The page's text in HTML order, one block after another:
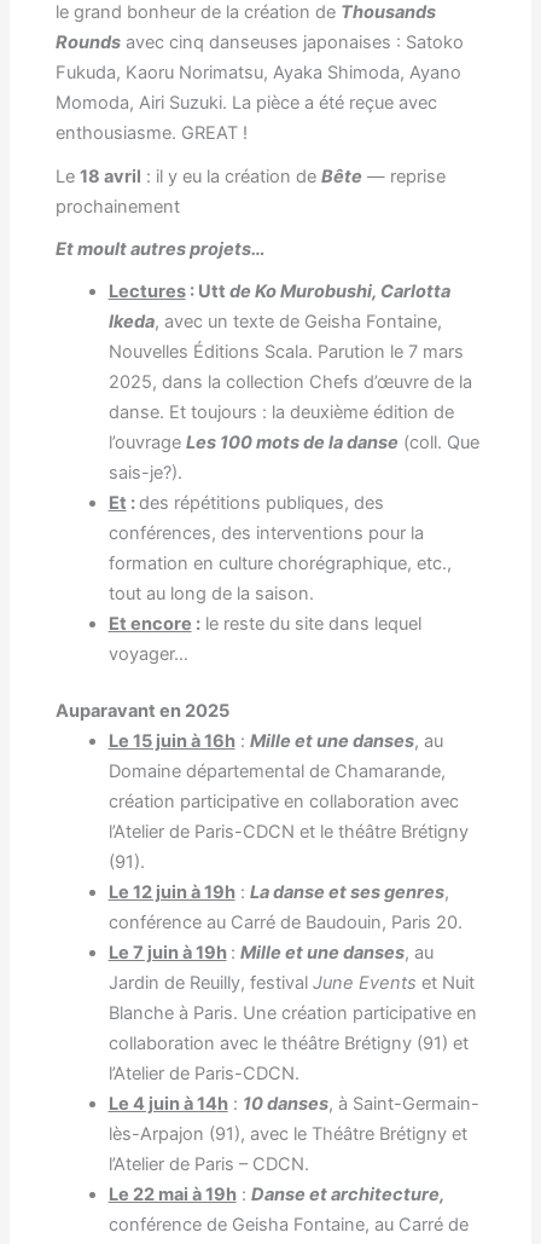
le grand bonheur de la création de Thousands
Roundsavec cinq danseuses japonaises : Satoko
Fukuda, Kaoru Norimatsu, Ayaka Shimoda, Ayano
Momoda, Airi Suzuki. La pièce a été reçue avec
enthousiasme. GREAT !
Le 18 avril : il y eu la création de Bête — reprise
prochainement
Et moult autres projets…
Lectures: Utt de Ko Murobushi, Carlotta
Ikeda, avec un texte de Geisha Fontaine,
Nouvelles Éditions Scala. Parution le 7 mars
2025, dans la collection Chefs d’œuvre de la
danse. Et toujours : la deuxième édition de
l’ouvrage Les 100 mots de la danse (coll. Que
sais-je?).
Et :des répétitions publiques, des
conférences, des interventions pour la
formation en culture chorégraphique, etc.,
tout au long de la saison.
Et encore :le reste du site dans lequel
voyager…
Auparavant en 2025
Le 15 juin à 16h: Mille et une danses, au
Domaine départemental de Chamarande,
création participative en collaboration avec
l’Atelier de Paris-CDCN et le théâtre Brétigny
(91).
Le 12 juin à 19h: La danse et ses genres,
conférence au Carré de Baudouin, Paris 20.
Le 7 juin à 19h : Mille et une danses, au
Jardin de Reuilly, festival June Events et Nuit
Blanche à Paris. Une création participative en
collaboration avec le théâtre Brétigny (91) et
l’Atelier de Paris-CDCN.
Le 4 juin à 14h: 10 danses, à Saint-Germain-
lès-Arpajon (91), avec le Théâtre Brétigny et
l’Atelier de Paris – CDCN.
Le 22 mai à 19h: Danse et architecture,
conférence de Geisha Fontaine, au Carré de